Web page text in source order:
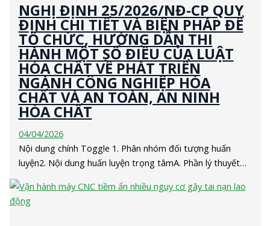
NGHỊ ĐỊNH 25/2026/NĐ-CP QUY
ĐỊNH CHI TIẾT VÀ BIỆN PHÁP ĐỂ
TỔ CHỨC, HƯỚNG DẪN THI
HÀNH MỘT SỐ ĐIỀU CỦA LUẬT
HÓA CHẤT VỀ PHÁT TRIỂN
NGÀNH CÔNG NGHIỆP HÓA
CHẤT VÀ AN TOÀN, AN NINH
HÓA CHẤT
04/04/2026
Nội dung chính Toggle 1. Phân nhóm đối tượng huấn
luyện2. Nội dung huấn luyện trọng tâmA. Phần lý thuyết…